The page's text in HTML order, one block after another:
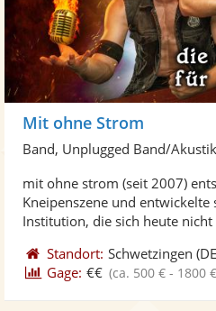
Mit ohne Strom
Band, Unplugged Band/
mit ohne strom (seit 2007)
Kneipenszene und
Institution, die sich heute nicht
Standort: Schwetzingen
Gage: €€ (ca. 500 € - 1800